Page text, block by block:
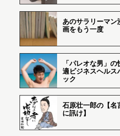
あのサラリーマン
画をもう一度
「パレオな男」の
適ビジネスヘルス
ック
石原壮一郎の【名
に訊け】